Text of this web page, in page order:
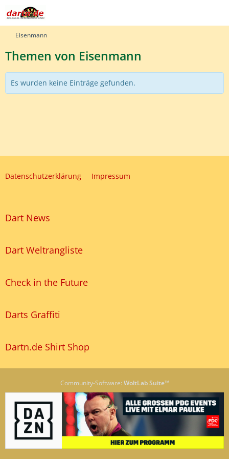
Eisenmann
Themen von Eisenmann
Es wurden keine Einträge gefunden.
Datenschutzerklärung Impressum
Dart News
Dart Weltrangliste
Check in the Future
Darts Graffiti
Dartn.de Shirt Shop
Community-Software: WoltLab Suite™